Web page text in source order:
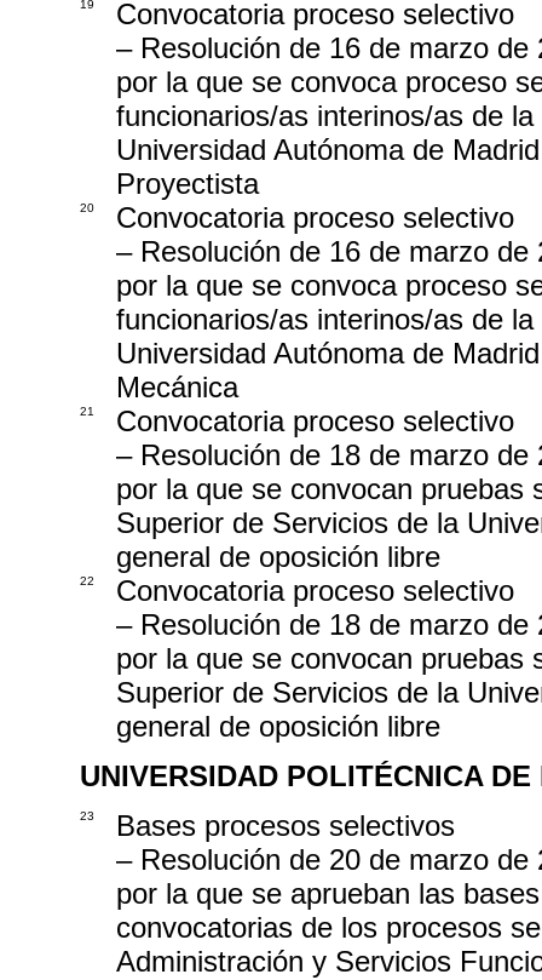
19
Convocatoria proceso selectivo
– Resolución de 16 de marzo
por la que se convoca proceso
funcionarios/as interinos/as de
Universidad Autónoma de
Proyectista
20
Convocatoria proceso selectivo
– Resolución de 16 de marzo
por la que se convoca proceso
funcionarios/as interinos/as de
Universidad Autónoma de
Mecánica
21
Convocatoria proceso selectivo
– Resolución de 18 de marzo
por la que se convocan pruebas
Superior de Servicios de la
general de oposición libre
22
Convocatoria proceso selectivo
– Resolución de 18 de marzo
por la que se convocan pruebas
Superior de Servicios de la
general de oposición libre
UNIVERSIDAD POLITÉCNICA DE
23
Bases procesos selectivos
– Resolución de 20 de marzo
por la que se aprueban las
convocatorias de los procesos
Administración y Servicios